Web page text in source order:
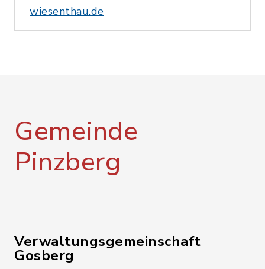
wiesenthau.de
Gemeinde
Pinzberg
Verwaltungsgemeinschaft
Gosberg